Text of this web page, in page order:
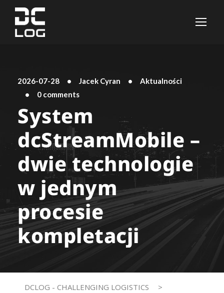
2026-07-28 • Jacek Cyran •
Aktualności
•
0 comments
System
dcStreamMobile –
dwie technologie
w jednym
procesie
kompletacji
DCLOG - CHALLENGING LOGISTICS
>